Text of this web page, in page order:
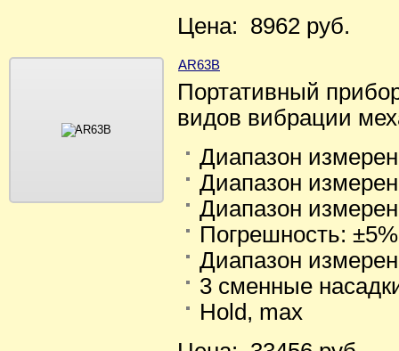
Цена: 8962 руб.
AR63B
Портативный
видов вибрации
Диапазон
Диапазон
Диапазон
Погрешность:
Диапазон
3 cменные
Hold, max